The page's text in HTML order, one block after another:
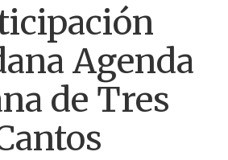
Agenda
de Tres